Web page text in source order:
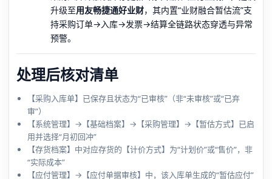
升级至用友畅捷通好业财，其内置“业财融合暂估流”支
持采购订单→入库→发票→结算全链路状态穿透与异常
预警。
处理后核对清单
【采购入库单】已保存且状态为“已审核”（非“未审核”或“已弃
审”）
【系统管理】→【基础档案】→【采购管理】→【暂估方式】已启
用并选择“月初回冲”
【存货档案】中对应存货的【计价方式】为“计划价”或“售价”，非
“实际成本”
【应付管理】→【应付单据审核】中，该入库单生成的“暂估应付”